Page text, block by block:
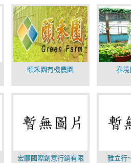
頤禾園有機農園 春境
宏願國際創意行銷有限
雅立行